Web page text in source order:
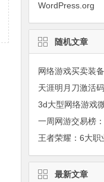
WordPress.org
随机文章
网络游戏买卖装
天涯明月刀激活
3d大型网络游戏
王者荣耀：6大职
最新文章